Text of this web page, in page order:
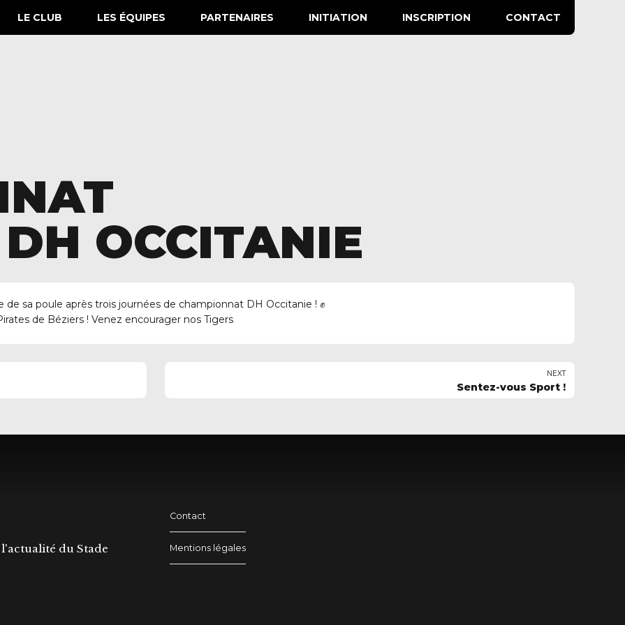
LE CLUB LES ÉQUIPES PARTENAIRES INITIATION INSCRIPTION CONTACT
OCCITANIE
de sa poule après trois journées de championnat DH Occitanie ! ✊
de Béziers ! Venez encourager nos Tigers
NEXT
Sentez-vous Sport !
du Stade
Contact
Mentions légales